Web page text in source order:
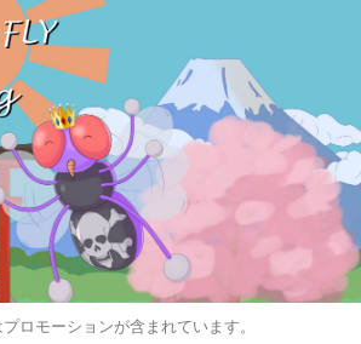
ロモーションが含まれています。